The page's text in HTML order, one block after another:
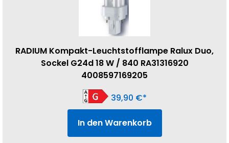
RADIUM Kompakt-Leuchtstofflampe Ralux Duo,
Sockel G24d 18 W / 840 RA31316920
4008597169205
39,90 €
In den Warenkorb